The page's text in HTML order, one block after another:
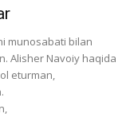
munosabati bilan
Alisher Navoiy haqida
eturman,